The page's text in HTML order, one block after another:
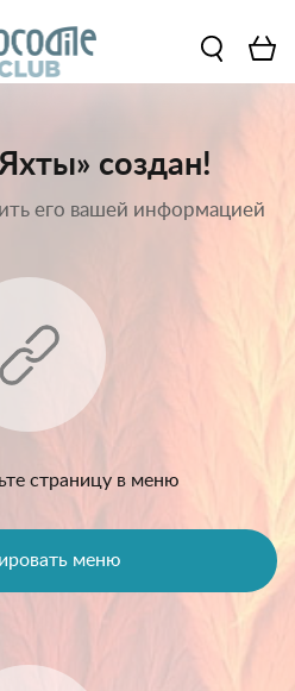
создан!
его вашей информацией
страницу в меню
меню